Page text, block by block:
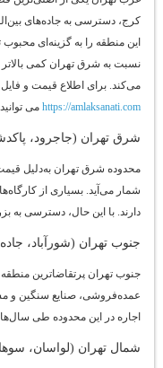
کرج، دسترسی به جاده‌های
این منطقه را به گزینه‌ای محبوب
نسبت به شرق تهران کمی بالاتر
می‌کند. برای اطلاع قیمت و فایل
https://amlaksanati.comمی توانید
شرق تهران (جاجرود،
محدوده شرق تهران به‌دلیل قیمت
شمار می‌آید. بسیاری از
دارند. با این حال، دسترسی به
جنوب تهران (شورآباد، جاده
جنوب تهران پرتقاضاترین منطقه
عمده‌فروشی، صنایع سنگین و
اجاره در این محدوده طی
شمال تهران (لواسان،